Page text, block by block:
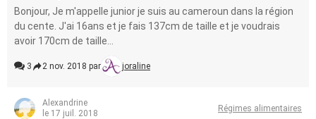
Bonjour, Je m'appelle junior je suis au cameroun dans la région
du cente. J'ai 16ans et je fais 137cm de taille et je voudrais
avoir 170cm de taille...
3 2 nov. 2018 par joraline
Alexandrine
le 17 juil. 2018
Régimes alimentaires